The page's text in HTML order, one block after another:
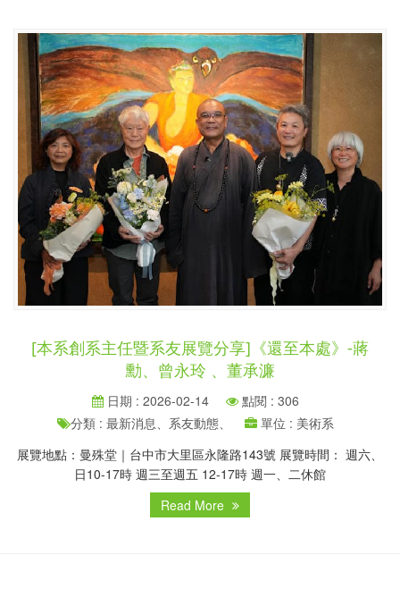
[本系創系主任暨系友展覽分享]《還至本處》-蔣
勳、曾永玲 、董承濂
日期 : 2026-02-14
點閱 : 306
分類 : 最新消息、系友動態、
單位 : 美術系
展覽地點：曼殊堂｜台中市大里區永隆路143號 展覽時間： 週六、
日10-17時 週三至週五 12-17時 週一、二休館
Read More